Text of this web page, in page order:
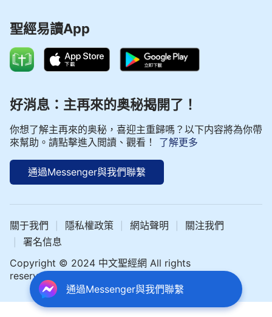
聖經易讀App
好消息：主再來的奥秘揭開了！
你想了解主再來的奥秘，喜迎主重歸嗎？以下内容將為你帶
來幫助。請點擊進入閲讀、觀看！
了解更多
通過Messenger與我們聯繫
關于我們 隱私權政策 網站聲明 關注我們
署名信息
Copyright © 2024 中文聖經網 All rights
reserved.
通過Messenger與我們聯繫